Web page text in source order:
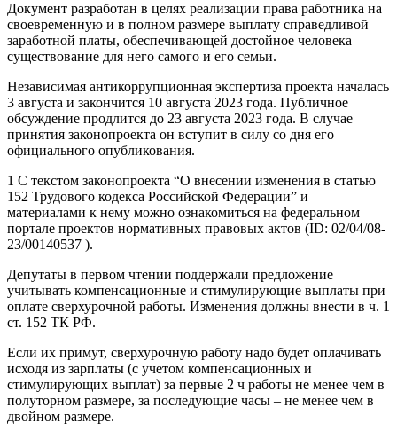
Документ разработан в целях реализации права работника на
своевременную и в полном размере выплату справедливой
заработной платы, обеспечивающей достойное человека
существование для него самого и его семьи.
Независимая антикоррупционная экспертиза проекта началась
3 августа и закончится 10 августа 2023 года. Публичное
обсуждение продлится до 23 августа 2023 года. В случае
принятия законопроекта он вступит в силу со дня его
официального опубликования.
1 С текстом законопроекта “О внесении изменения в статью
152 Трудового кодекса Российской Федерации” и
материалами к нему можно ознакомиться на федеральном
портале проектов нормативных правовых актов (ID: 02/04/08-
23/00140537 ).
Депутаты в первом чтении поддержали предложение
учитывать компенсационные и стимулирующие выплаты при
оплате сверхурочной работы. Изменения должны внести в ч. 1
ст. 152 ТК РФ.
Если их примут, сверхурочную работу надо будет оплачивать
исходя из зарплаты (с учетом компенсационных и
стимулирующих выплат) за первые 2 ч работы не менее чем в
полуторном размере, за последующие часы – не менее чем в
двойном размере.